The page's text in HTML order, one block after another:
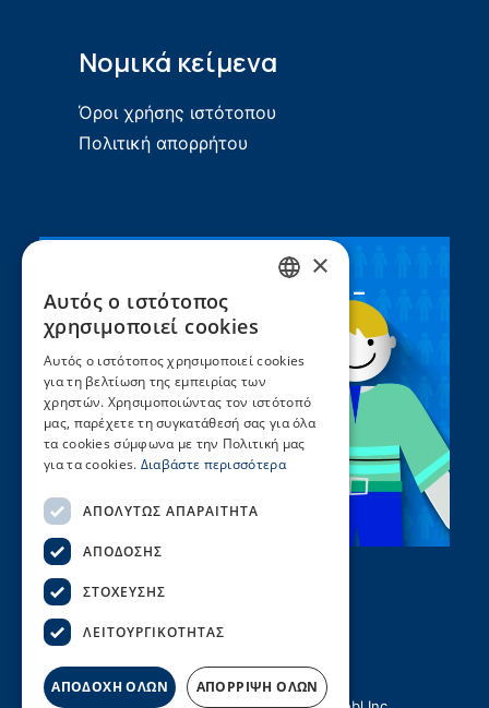
Νομικά κείμενα
Όροι χρήσης ιστότοπου
Πολιτική απορρήτου
Συνεργασία ΣEEN –
UNICEF
×
Αυτός ο ιστότοπος
χρησιμοποιεί cookies
Αυτός ο ιστότοπος χρησιμοποιεί cookies
για τη βελτίωση της εμπειρίας των
χρηστών. Χρησιμοποιώντας τον ιστότοπό
μας, παρέχετε τη συγκατάθεσή σας για όλα
τα cookies σύμφωνα με την Πολιτική μας
για τα cookies. Διαβάστε περισσότερα
ΑΠΟΛΎΤΩΣ ΑΠΑΡΑΊΤΗΤΑ
ΑΠΌΔΟΣΗΣ
ΣΤΌΧΕΥΣΗΣ
ΛΕΙΤΟΥΡΓΙΚΌΤΗΤΑΣ
ΑΠΟΔΟΧΗ ΟΛΩΝ ΑΠΟΡΡΙΨΗ ΟΛΩΝ